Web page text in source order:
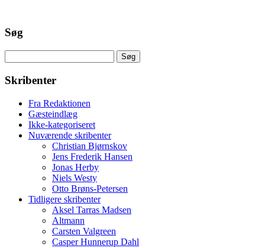
Søg
efter:
Skribenter
Fra Redaktionen
Gæsteindlæg
Ikke-kategoriseret
Nuværende skribenter
Christian Bjørnskov
Jens Frederik Hansen
Jonas Herby
Niels Westy
Otto Brøns-Petersen
Tidligere skribenter
Aksel Tarras Madsen
Altmann
Carsten Valgreen
Casper Hunnerup Dahl